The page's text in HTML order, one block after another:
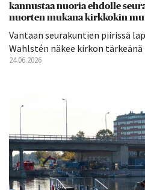
kannustaa nuoria ehdolle
nuorten mukana kirkkokin
Vantaan seurakuntien piirissä
Wahlstén näkee kirkon tärkeänä
24.06.2026